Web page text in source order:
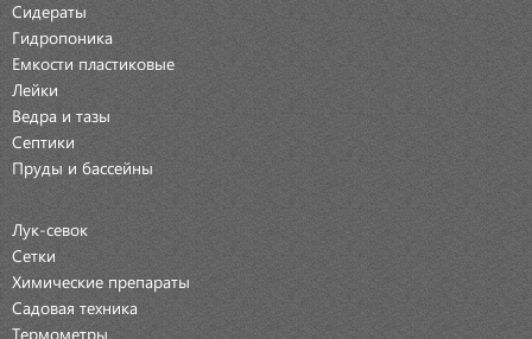
Сидераты
Гидропоника
Емкости пластиковые
Лейки
Ведра и тазы
Септики
Пруды и бассейны
Лук-севок
Сетки
Химические препараты
Садовая техника
Термометры